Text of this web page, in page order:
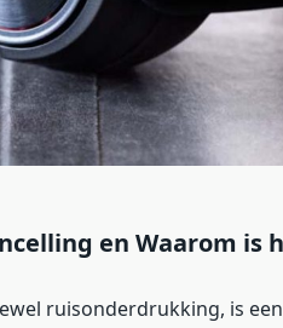
en Waarom is
ruisonderdrukking, is